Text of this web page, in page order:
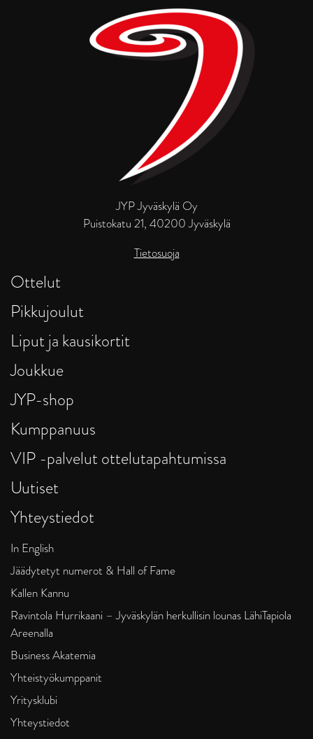
JYP Jyväskylä Oy
Puistokatu 21, 40200 Jyväskylä
Tietosuoja
Ottelut
Pikkujoulut
Liput ja kausikortit
Joukkue
JYP-shop
Kumppanuus
VIP -palvelut ottelutapahtumissa
Uutiset
Yhteystiedot
In English
Jäädytetyt numerot & Hall of Fame
Kallen Kannu
Ravintola Hurrikaani – Jyväskylän herkullisin lounas LähiTapiola
Areenalla
Business Akatemia
Yhteistyökumppanit
Yritysklubi
Yhteystiedot